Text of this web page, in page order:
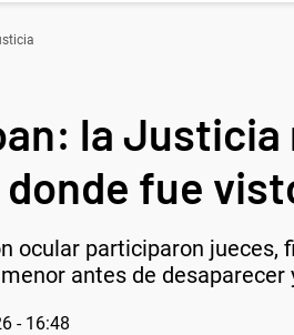
la
fue
ocular participaron
antes de
- 16:48